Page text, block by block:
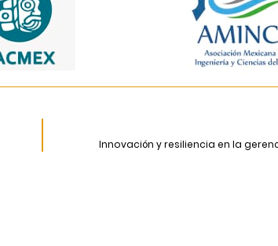
Innovación y resiliencia en la